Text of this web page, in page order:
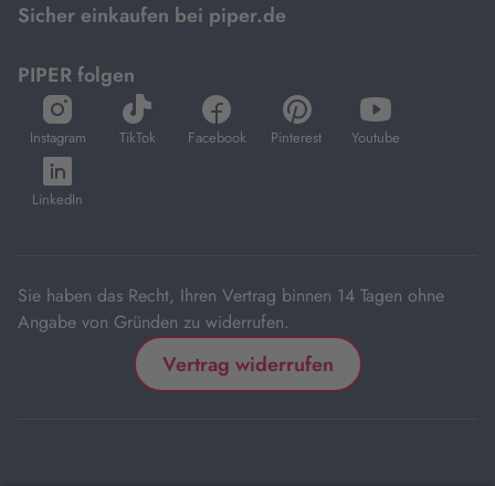
Sicher einkaufen bei piper.de
PIPER folgen
Instagram
öffnet
in
neuem
Tab
TikTok
öffnet
in
Facebook
öffnet
in
Pinterest
öffnet
in
Youtube
öffnet
in
LinkedIn
öffnet
in
Sie haben das Recht, Ihren Vertrag binnen 14 Tagen ohne
Angabe von Gründen zu widerrufen.
Vertrag widerrufen